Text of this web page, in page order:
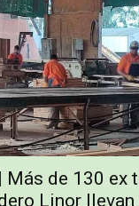
de 130 ex
Linor